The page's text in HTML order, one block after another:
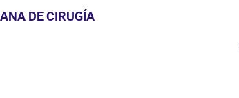
DE CIRUGÍA